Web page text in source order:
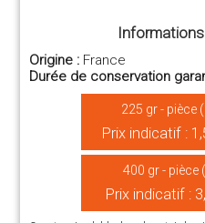
Origine : France
Durée de conservation
225 gr - pièce
Prix indicatif :
400 gr - pièce
Prix indicatif :